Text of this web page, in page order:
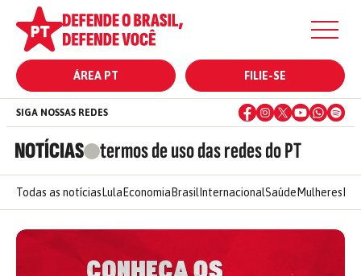
ÁREA PT FILIE-SE
NOTÍCIAS termos de uso das redes do PT
SIGA NOSSAS REDES
Todas as notícias Lula Economia Brasil InternacionalSaúde Mulheres